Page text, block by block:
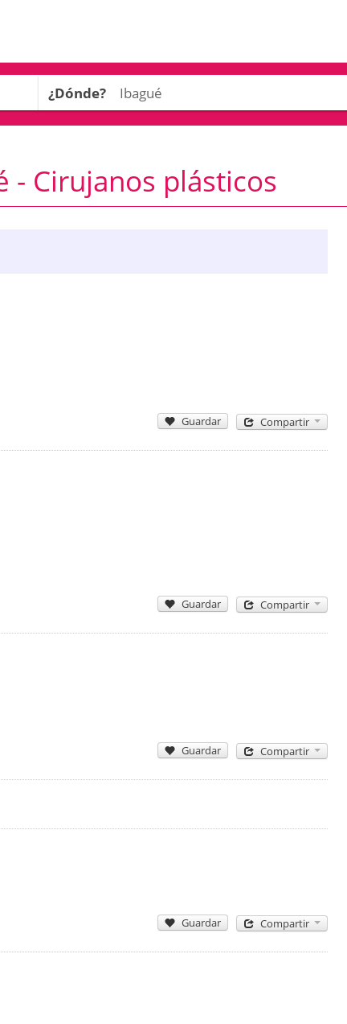
¿Dónde?
- Cirujanos plásticos
Guardar Compartir
Guardar Compartir
Guardar Compartir
Guardar Compartir